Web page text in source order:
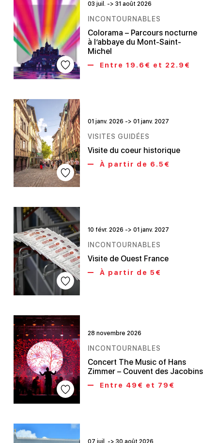
03 juil. -> 31 août 2026
INCONTOURNABLES
Colorama – Parcours nocturne
à l’abbaye du Mont-Saint-
Michel
Entre 19.6€ et 22.9€
01 janv. 2026 -> 01 janv. 2027
VISITES GUIDÉES
Visite du coeur historique
À partir de 6.5€
10 févr. 2026 -> 01 janv. 2027
INCONTOURNABLES
Visite de Ouest France
À partir de 5€
28 novembre 2026
INCONTOURNABLES
Concert The Music of Hans
Zimmer – Couvent des Jacobins
Entre 49€ et 79€
07 juil. -> 30 août 2026